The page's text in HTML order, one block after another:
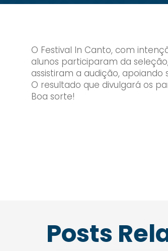
O Festival In Canto, com
alunos participaram da
assistiram a audição,
O resultado que divulgará os
Boa sorte!
Posts